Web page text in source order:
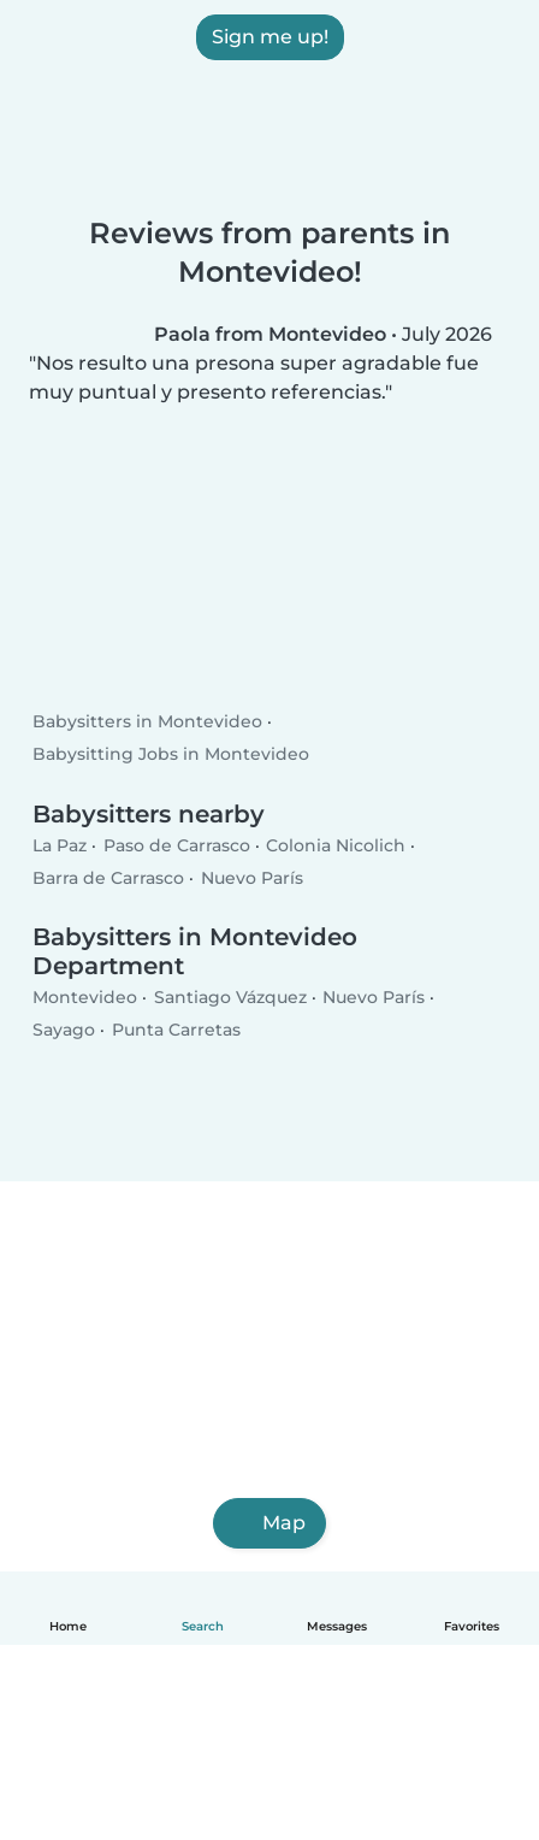
Home Search Messages Favorites
Sign me up!
Reviews from parents in
Montevideo!
Paola from Montevideo • July 2026
Nos resulto una presona super agradable fue
muy puntual y presento referencias.
Babysitters in Montevideo
Babysitting Jobs in Montevideo
Babysitters nearby
La Paz Paso de Carrasco
Colonia Nicolich
Barra de Carrasco
Nuevo París
Babysitters in Montevideo
Department
Montevideo Santiago Vázquez
Nuevo París
Sayago
Punta Carretas
Map